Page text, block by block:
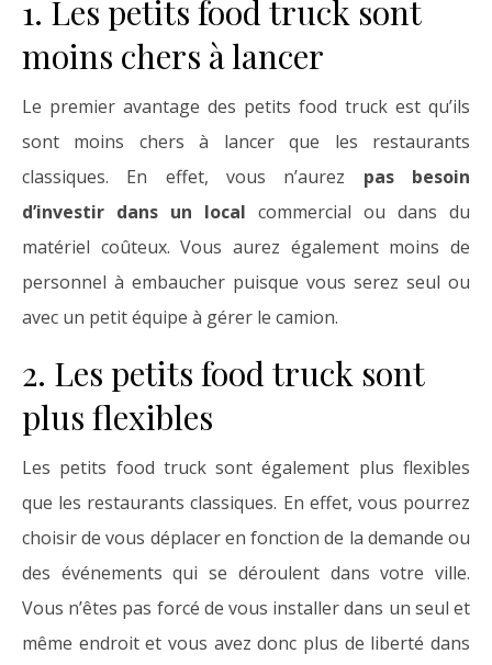
1. Les petits food truck sont
moins chers à lancer
Le premier avantage des petits food truck est qu’ils
sont moins chers à lancer que les restaurants
classiques. En effet, vous n’aurez pas besoin
d’investir dans un local commercial ou dans du
matériel coûteux. Vous aurez également moins de
personnel à embaucher puisque vous serez seul ou
avec un petit équipe à gérer le camion.
2. Les petits food truck sont
plus flexibles
Les petits food truck sont également plus flexibles
que les restaurants classiques. En effet, vous pourrez
choisir de vous déplacer en fonction de la demande ou
des événements qui se déroulent dans votre ville.
Vous n’êtes pas forcé de vous installer dans un seul et
même endroit et vous avez donc plus de liberté dans